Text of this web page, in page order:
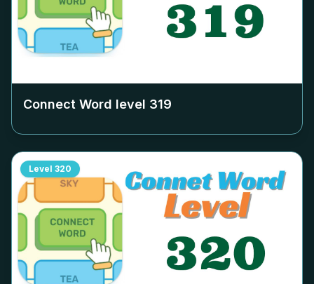
Connect Word level 319
Level 320